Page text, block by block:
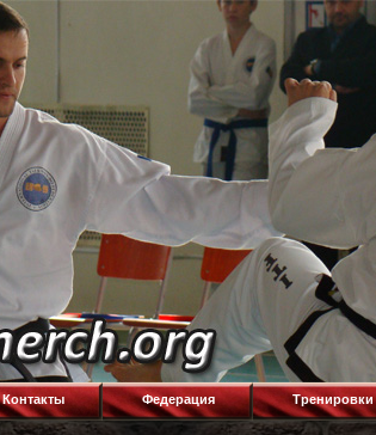
Контакты Федерация Тренировки